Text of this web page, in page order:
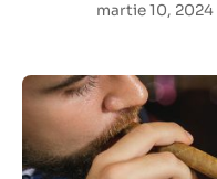
martie 10, 2024